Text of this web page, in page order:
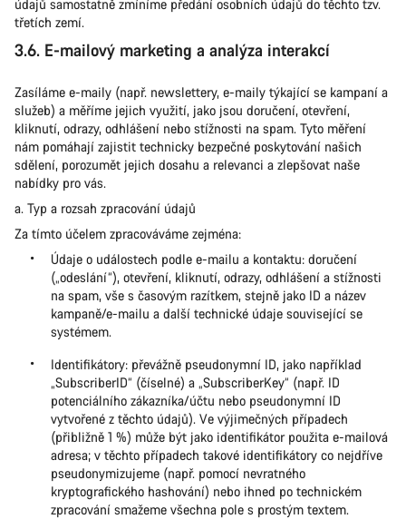
údajů samostatně zmíníme předání osobních údajů do těchto tzv.
třetích zemí.
3.6. E-mailový marketing a analýza interakcí
Zasíláme e-maily (např. newslettery, e-maily týkající se kampaní a
služeb) a měříme jejich využití, jako jsou doručení, otevření,
kliknutí, odrazy, odhlášení nebo stížnosti na spam. Tyto měření
nám pomáhají zajistit technicky bezpečné poskytování našich
sdělení, porozumět jejich dosahu a relevanci a zlepšovat naše
nabídky pro vás.
a. Typ a rozsah zpracování údajů
Za tímto účelem zpracováváme zejména:
Údaje o událostech podle e-mailu a kontaktu: doručení
(„odeslání“), otevření, kliknutí, odrazy, odhlášení a stížnosti
na spam, vše s časovým razítkem, stejně jako ID a název
kampaně/e-mailu a další technické údaje související se
systémem.
Identifikátory: převážně pseudonymní ID, jako například
„SubscriberID“ (číselné) a „SubscriberKey“ (např. ID
potenciálního zákazníka/účtu nebo pseudonymní ID
vytvořené z těchto údajů). Ve výjimečných případech
(přibližně 1 %) může být jako identifikátor použita e-mailová
adresa; v těchto případech takové identifikátory co nejdříve
pseudonymizujeme (např. pomocí nevratného
kryptografického hashování) nebo ihned po technickém
zpracování smažeme všechna pole s prostým textem.